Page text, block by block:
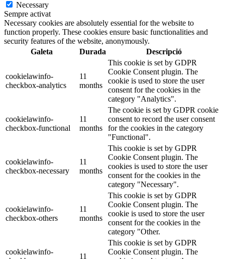
Necessary
Sempre activat
Necessary cookies are absolutely essential for the website to
function properly. These cookies ensure basic functionalities and
security features of the website, anonymously.
Galeta
Durada Descripció
cookielawinfo-
checkbox-analytics
11
months
This cookie is set by GDPR
Cookie Consent plugin. The
cookie is used to store the user
consent for the cookies in the
category "Analytics".
cookielawinfo-
checkbox-functional
11
months
The cookie is set by GDPR cookie
consent to record the user consent
for the cookies in the category
"Functional".
cookielawinfo-
checkbox-necessary
11
months
This cookie is set by GDPR
Cookie Consent plugin. The
cookies is used to store the user
consent for the cookies in the
category "Necessary".
cookielawinfo-
checkbox-others
11
months
This cookie is set by GDPR
Cookie Consent plugin. The
cookie is used to store the user
consent for the cookies in the
category "Other.
cookielawinfo-
11
This cookie is set by GDPR
Cookie Consent plugin. The